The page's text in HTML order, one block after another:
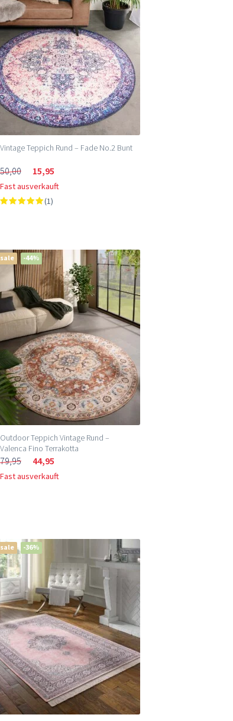
Niedrigster Preis (m²)
Höchster Preis (m²)
Vintage Teppich Rund – Fade No.2 Bunt
50,00 15,95
Fast ausverkauft
(1)
sale -44%
Outdoor Teppich Vintage Rund –
Valenca Fino Terrakotta
79,95 44,95
Fast ausverkauft
sale -36%